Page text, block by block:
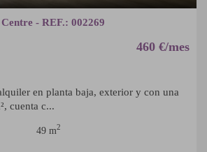
- REF.: 002269
460 €/mes
en planta baja, exterior y con una
cuenta c...
49 m2